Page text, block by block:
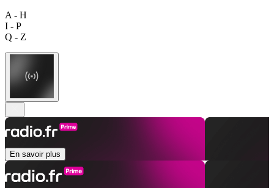
A - H
I - P
Q - Z
En savoir plus